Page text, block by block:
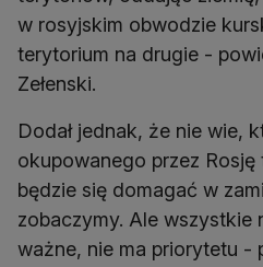
w rosyjskim obwodzie
terytorium na drugie -
Zełenski.
Dodał jednak, że nie wie,
okupowanego przez
będzie się domagać w
zobaczymy. Ale wszystkie
ważne, nie ma priorytetu -